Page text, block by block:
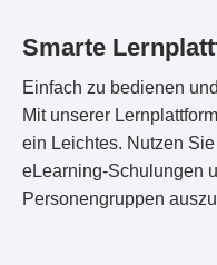
Smarte
Einfach zu bedienen
Mit unserer
ein Leichtes. Nutzen
eLearning-Schulungen
Personengruppen